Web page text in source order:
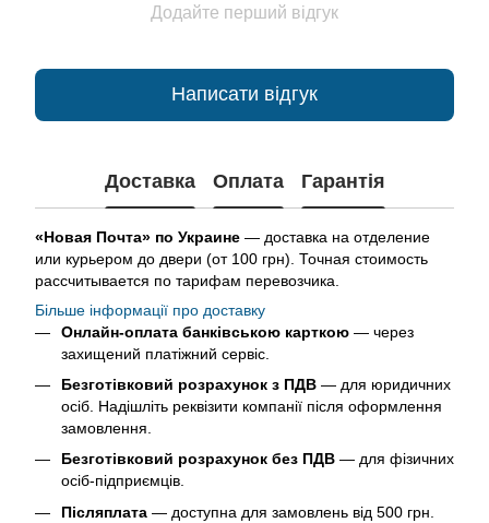
Додайте перший відгук
Написати відгук
Доставка Оплата Гарантія
«Новая Почта» по Украине — доставка на отделение
или курьером до двери (от 100 грн). Точная стоимость
рассчитывается по тарифам перевозчика.
Більше інформації про доставку
Онлайн-оплата банківською карткою — через
захищений платіжний сервіс.
Безготівковий розрахунок з ПДВ — для юридичних
осіб. Надішліть реквізити компанії після оформлення
замовлення.
Безготівковий розрахунок без ПДВ — для фізичних
осіб-підприємців.
Післяплата — доступна для замовлень від 500 грн.